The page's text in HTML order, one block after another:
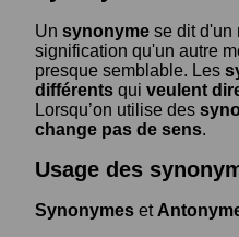
Un synonyme se dit d'un
signification qu'un autre
presque semblable. Les
différents qui veulent
Lorsqu’on utilise des
change pas de sens.
Usage des
Synonymes et